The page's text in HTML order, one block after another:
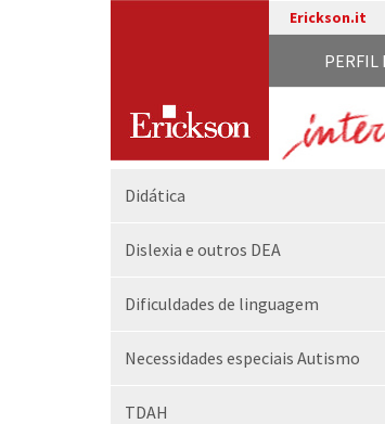
Erickson.it
PERFIL
Didática
Dislexia e outros DEA
Dificuldades de linguagem
Necessidades especiais Autismo
TDAH